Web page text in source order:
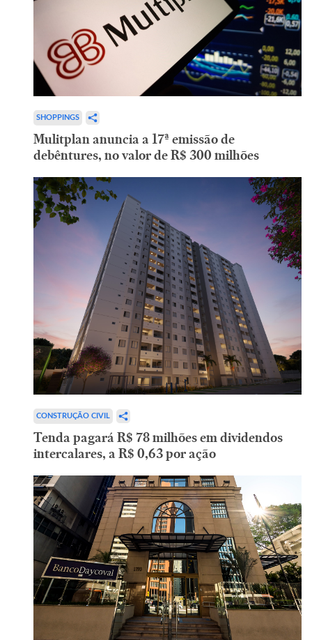
SHOPPINGS
Mulitplan anuncia a 17ª emissão de
debêntures, no valor de R$ 300 milhões
CONSTRUÇÃO CIVIL
Tenda pagará R$ 78 milhões em dividendos
intercalares, a R$ 0,63 por ação